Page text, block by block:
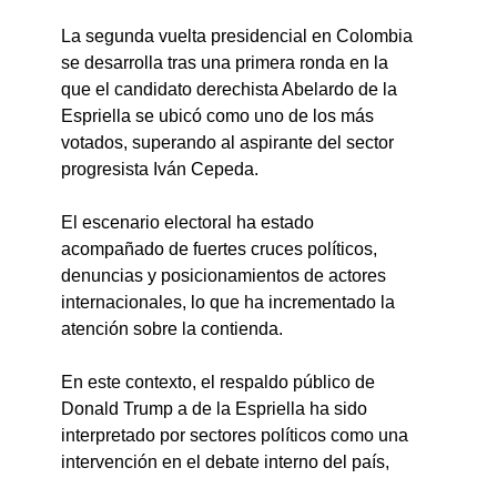
La segunda vuelta presidencial en Colombia
se desarrolla tras una primera ronda en la
que el candidato derechista Abelardo de la
Espriella se ubicó como uno de los más
votados, superando al aspirante del sector
progresista Iván Cepeda.
El escenario electoral ha estado
acompañado de fuertes cruces políticos,
denuncias y posicionamientos de actores
internacionales, lo que ha incrementado la
atención sobre la contienda.
En este contexto, el respaldo público de
Donald Trump a de la Espriella ha sido
interpretado por sectores políticos como una
intervención en el debate interno del país,